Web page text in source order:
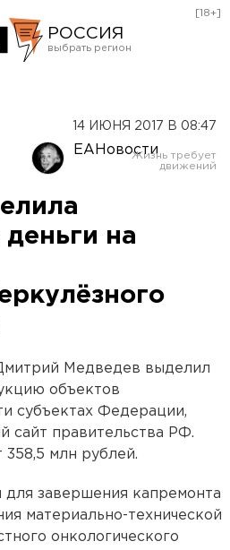
РОССИЯ
Оренбург
[18+]
14 ИЮНЯ 2017 В 08:47
ЕАНовости
на
Медведев выделил
объектов
субъектах Федерации,
сайт правительства РФ.
358,5 млн рублей.
для завершения капремонта
материально-технической
онкологического